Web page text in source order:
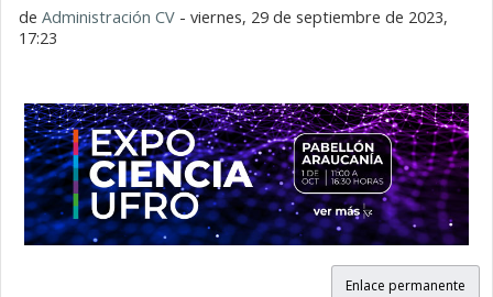
de Administración CV - viernes, 29 de septiembre de 2023,
17:23
Enlace permanente